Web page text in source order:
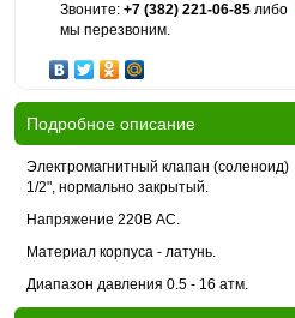
Звоните: +7 (382) 221-06-85 либо
мы перезвоним.
Подробное описание
Электромагнитный клапан (соленоид)
1/2", нормально закрытый.
Напряжение 220В AC.
Материал корпуса - латунь.
Диапазон давления 0.5 - 16 атм.